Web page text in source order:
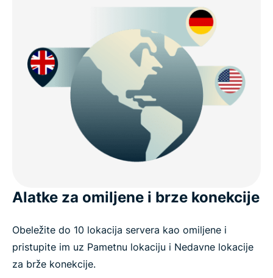
Alatke za omiljene i brze konekcije
Obeležite do 10 lokacija servera kao omiljene i
pristupite im uz Pametnu lokaciju i Nedavne lokacije
za brže konekcije.